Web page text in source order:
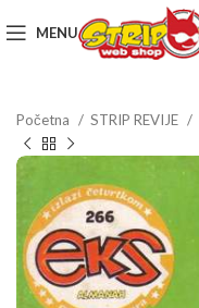
MENU
Početna STRIP REVIJE